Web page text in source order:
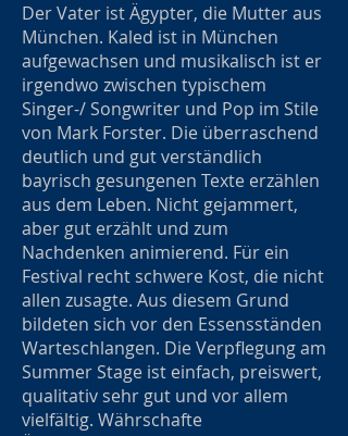
Der Vater ist Ägypter, die Mutter aus
München. Kaled ist in München
aufgewachsen und musikalisch ist er
irgendwo zwischen typischem
Singer-/ Songwriter und Pop im Stile
von Mark Forster. Die überraschend
deutlich und gut verständlich
bayrisch gesungenen Texte erzählen
aus dem Leben. Nicht gejammert,
aber gut erzählt und zum
Nachdenken animierend. Für ein
Festival recht schwere Kost, die nicht
allen zusagte. Aus diesem Grund
bildeten sich vor den Essensständen
Warteschlangen. Die Verpflegung am
Summer Stage ist einfach, preiswert,
qualitativ sehr gut und vor allem
vielfältig. Währschafte